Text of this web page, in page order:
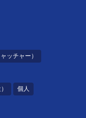
ッチャー）
個人